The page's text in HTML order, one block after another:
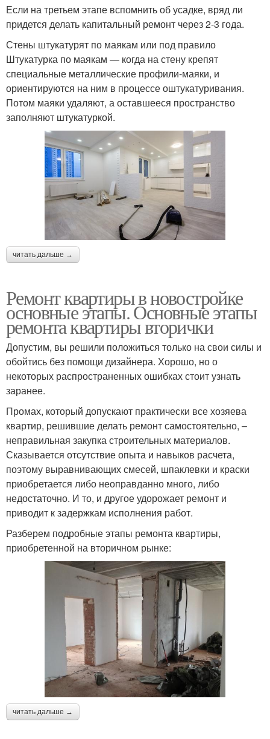
Если на третьем этапе вспомнить об усадке, вряд ли
придется делать капитальный ремонт через 2-3 года.
Стены штукатурят по маякам или под правило
Штукатурка по маякам — когда на стену крепят
специальные металлические профили-маяки, и
ориентируются на ним в процессе оштукатуривания.
Потом маяки удаляют, а оставшееся пространство
заполняют штукатуркой.
читать дальше →
Ремонт квартиры в новостройке
основные этапы. Основные этапы
ремонта квартиры вторички
Допустим, вы решили положиться только на свои силы и
обойтись без помощи дизайнера. Хорошо, но о
некоторых распространенных ошибках стоит узнать
заранее.
Промах, который допускают практически все хозяева
квартир, решившие делать ремонт самостоятельно, –
неправильная закупка строительных материалов.
Сказывается отсутствие опыта и навыков расчета,
поэтому выравнивающих смесей, шпаклевки и краски
приобретается либо неоправданно много, либо
недостаточно. И то, и другое удорожает ремонт и
приводит к задержкам исполнения работ.
Разберем подробные этапы ремонта квартиры,
приобретенной на вторичном рынке:
читать дальше →